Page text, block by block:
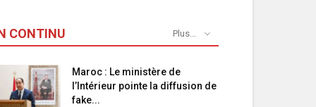
CONTINU Plus...
Maroc : Le ministère de
l’Intérieur pointe la diffusion de
fake...